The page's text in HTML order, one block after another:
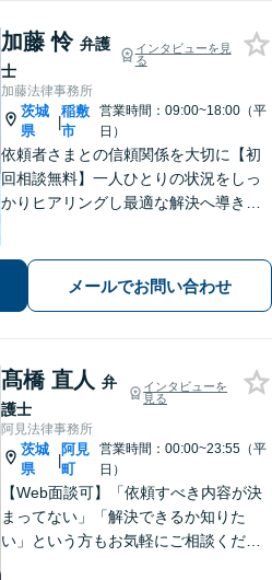
加藤 怜 弁護
士
インタビューを見
る
加藤法律事務所
茨城
県
|
稲敷
市
営業時間：09:00~18:00（平
日）
依頼者さまとの信頼関係を大切に【初
回相談無料】一人ひとりの状況をしっ
かりヒアリングし最適な解決へ導きま
応／見通しや方針を明確に提案／弁護
士費用もわかりやすく説明【夜間相談
メールでお問い合わせ
髙橋 直人 弁
護士
インタビューを
見る
阿見法律事務所
茨城
県
|
阿見
町
営業時間：00:00~23:55（平
日）
【Web面談可】「依頼すべき内容が決
まってない」「解決できるか知りた
い」という方もお気軽にご相談くださ